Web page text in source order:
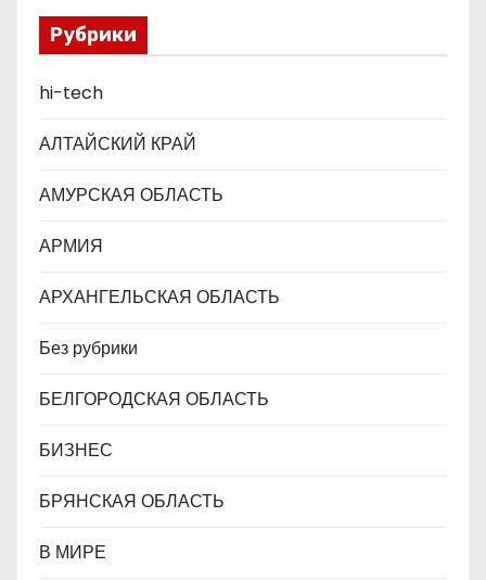
п
и
с
я
м
Рубрики
hi-tech
АЛТАЙСКИЙ КРАЙ
АМУРСКАЯ ОБЛАСТЬ
АРМИЯ
АРХАНГЕЛЬСКАЯ ОБЛАСТЬ
Без рубрики
БЕЛГОРОДСКАЯ ОБЛАСТЬ
БИЗНЕС
БРЯНСКАЯ ОБЛАСТЬ
В МИРЕ